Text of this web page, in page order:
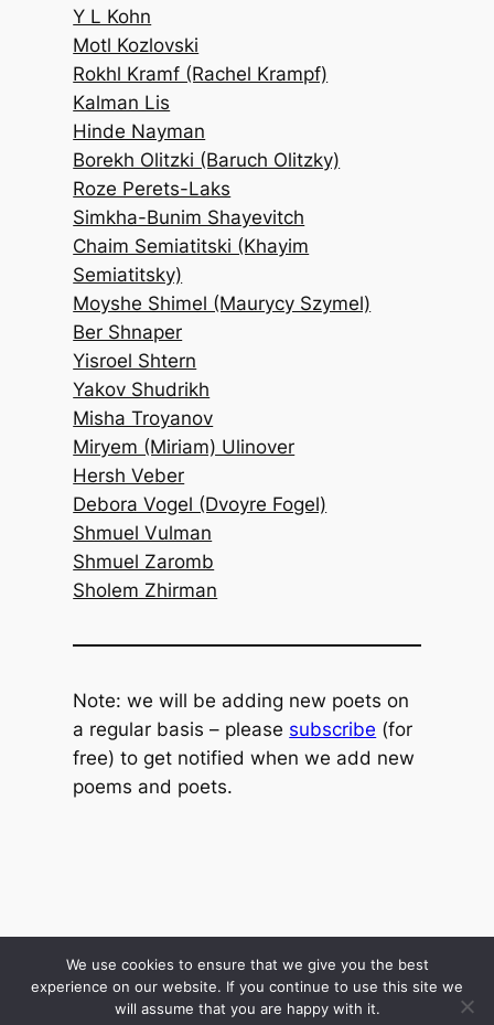
Y L Kohn
Motl Kozlovski
Rokhl Kramf (Rachel Krampf)
Kalman Lis
Hinde Nayman
Borekh Olitzki (Baruch Olitzky)
Roze Perets-Laks
Simkha-Bunim Shayevitch
Chaim Semiatitski (Khayim
Semiatitsky)
Moyshe Shimel (Maurycy Szymel)
Ber Shnaper
Yisroel Shtern
Yakov Shudrikh
Misha Troyanov
Miryem (Miriam) Ulinover
Hersh Veber
Debora Vogel (Dvoyre Fogel)
Shmuel Vulman
Shmuel Zaromb
Sholem Zhirman
Note: we will be adding new poets on
a regular basis – please subscribe (for
free) to get notified when we add new
poems and poets.
We use cookies to ensure that we give you the best
experience on our website. If you continue to use this site we
will assume that you are happy with it.